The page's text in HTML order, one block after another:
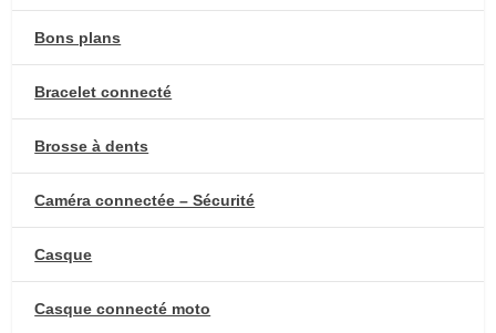
Bons plans
Bracelet connecté
Brosse à dents
Caméra connectée – Sécurité
Casque
Casque connecté moto